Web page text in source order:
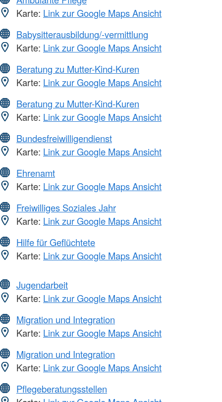
Karte: Link zur Google Maps Ansicht
Babysitterausbildung/-vermittlung
Karte: Link zur Google Maps Ansicht
Beratung zu Mutter-Kind-Kuren
Karte: Link zur Google Maps Ansicht
Beratung zu Mutter-Kind-Kuren
Karte: Link zur Google Maps Ansicht
Bundesfreiwilligendienst
Karte: Link zur Google Maps Ansicht
Ehrenamt
Karte: Link zur Google Maps Ansicht
Freiwilliges Soziales Jahr
Karte: Link zur Google Maps Ansicht
Hilfe für Geflüchtete
Karte: Link zur Google Maps Ansicht
Jugendarbeit
Karte: Link zur Google Maps Ansicht
Migration und Integration
Karte: Link zur Google Maps Ansicht
Migration und Integration
Karte: Link zur Google Maps Ansicht
Pflegeberatungsstellen